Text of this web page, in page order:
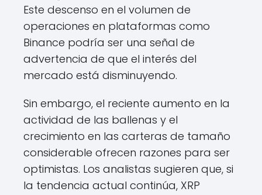
Este descenso en el volumen de
operaciones en plataformas como
Binance podría ser una señal de
advertencia de que el interés del
mercado está disminuyendo.
Sin embargo, el reciente aumento en la
actividad de las ballenas y el
crecimiento en las carteras de tamaño
considerable ofrecen razones para ser
optimistas. Los analistas sugieren que, si
la tendencia actual continúa, XRP